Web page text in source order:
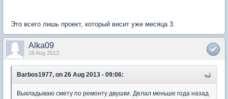
Это всего лишь проект, который висит уже месяца 3.
Alka09
26 Aug 2013
Barbos1977, on 26 Aug 2013 - 09:06:
Выкладываю смету по ремонту двушки. Делал меньше года назад